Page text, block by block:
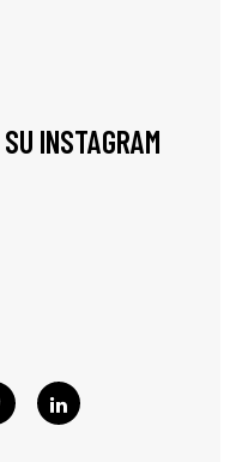
INSTAGRAM